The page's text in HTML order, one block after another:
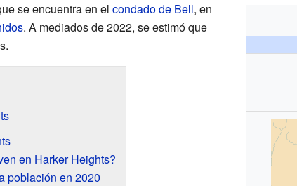
se encuentra en el condado de Bell, en
. A mediados de 2022, se estimó que
en Harker Heights?
población en 2020